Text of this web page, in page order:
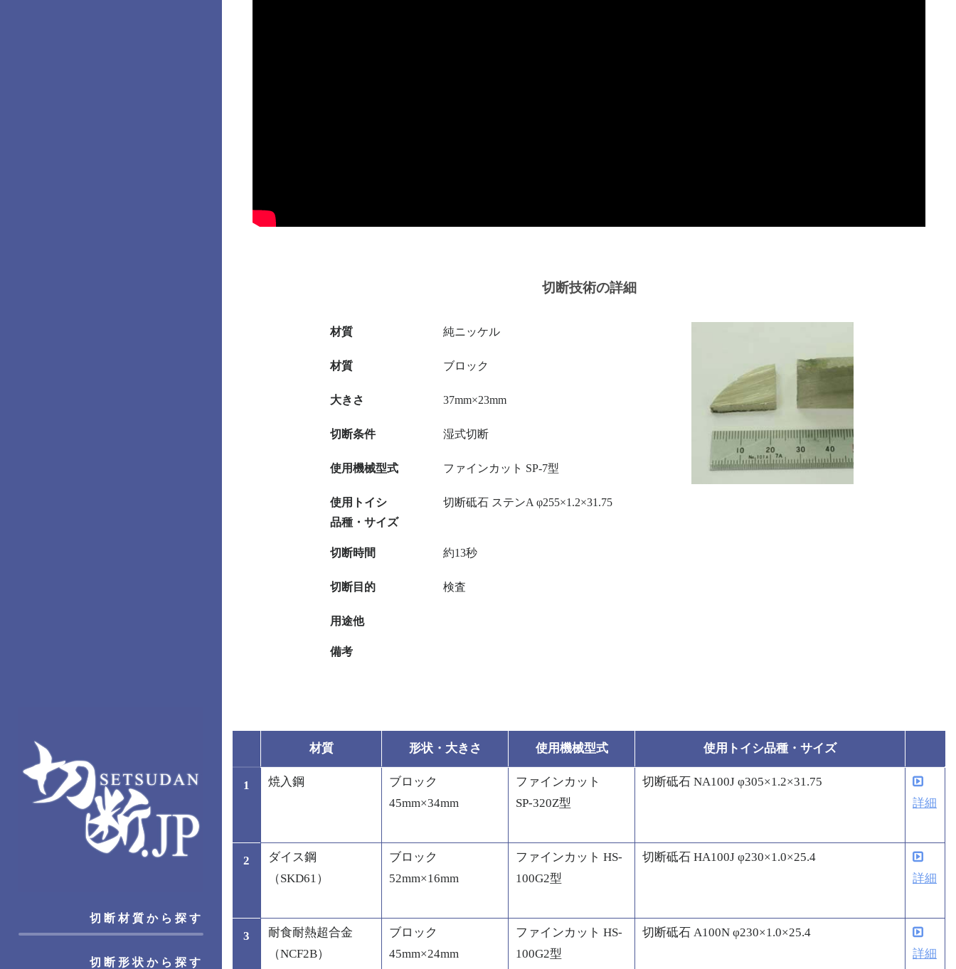
切断材質から探す
切断形状から探す
切断技術の詳細
材質 純ニッケル
材質 ブロック
大きさ 37mm×23mm
切断条件 湿式切断
使用機械型式 ファインカット SP-7型
使用トイシ
品種・サイズ
切断砥石 ステンA φ255×1.2×31.75
切断時間 約13秒
切断目的 検査
用途他
備考
材質 形状・大きさ 使用機械型式 使用トイシ品種・サイズ
1 焼入鋼
ブロック
45mm×34mm
ファインカット
SP-320Z型
切断砥石 NA100J φ305×1.2×31.75
詳細
2
ダイス鋼
（SKD61）
ブロック
52mm×16mm
ファインカット HS-
100G2型
切断砥石 HA100J φ230×1.0×25.4
詳細
3
耐食耐熱超合金
（NCF2B）
ブロック
45mm×24mm
ファインカット HS-
100G2型
切断砥石 A100N φ230×1.0×25.4
詳細